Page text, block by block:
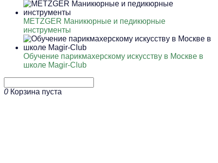
METZGER Маникюрные и педикюрные
инструменты
Обучение парикмахерскому искусству в Москве в
школе Magir-Club
0 Корзина пуста